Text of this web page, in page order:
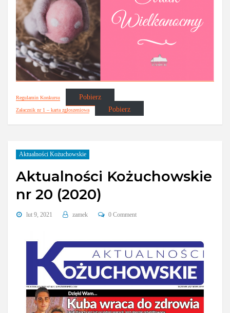
Regulamin Konkursu Pobierz
Załacznik nr 1 – karta zgłoszeniowa Pobierz
Aktualności Kożuchowskie
Aktualności Kożuchowskie
nr 20 (2020)
lut 9, 2021 zamek 0 Comment